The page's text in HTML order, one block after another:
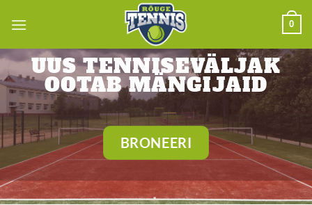
0
UUS TENNISEVÄLJAK
OOTAB MÄNGIJAID
BRONEERI